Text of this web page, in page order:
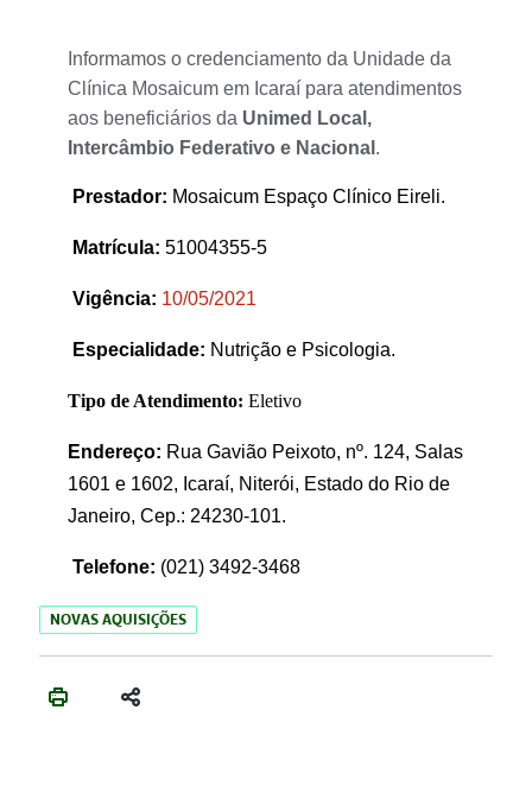
Informamos o credenciamento da Unidade da
Clínica Mosaicum em Icaraí para atendimentos
aos beneficiários da Unimed Local,
Intercâmbio Federativo e Nacional .
Prestador: Mosaicum Espaço Clínico Eireli.
Matrícula: 51004355-5
Vigência: 10/05/2021
Especialidade: Nutrição e Psicologia.
Tipo de Atendimento: Eletivo
Endereço: Rua Gavião Peixoto, nº. 124, Salas
1601 e 1602, Icaraí, Niterói, Estado do Rio de
Janeiro, Cep.: 24230-101.
Telefone: (021) 3492-3468
NOVAS AQUISIÇÕES